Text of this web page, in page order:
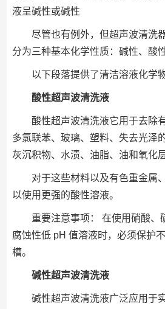
液呈碱性或碱性
尽管也有例外，但超声波清洗
分为三种基本化学性质：碱性、酸
以下段落提供了清洁溶液化学
酸性超声波清洗液
酸性超声波清洗液它用于去除
多氯联苯、玻璃、塑料、失去光泽
灰沉积物、水渍、油脂、油和氧化层
对于这些材料以及有色重金属
以使用更强的酸性溶液。
重要注意事项： 在使用硝酸、
腐蚀性低 pH 值溶液时，必须保护
槽。
碱性超声波清洗液
碱性超声波清洗液广泛应用于